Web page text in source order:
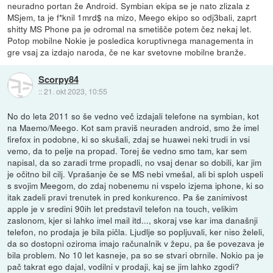
neuradno portan že Android. Symbian ekipa se je nato zlizala z
MSjem, ta je f*knil 1mrd$ na mizo, Meego ekipo so odj3bali, zaprt
shitty MS Phone pa je odromal na smetišče potem čez nekaj let.
Potop mobilne Nokie je posledica koruptivnega managementa in
gre vsaj za izdajo naroda, če ne kar svetovne mobilne branže.
Scorpy84
::21. okt 2023, 10:55
No do leta 2011 so še vedno več izdajali telefone na symbian, kot
na Maemo/Meego. Kot sam praviš neuraden android, smo že imel
firefox in podobne, ki so skušali, zdaj se huawei neki trudi in vsi
vemo, da to pelje na propad. Torej še vedno smo tam, kar sem
napisal, da so zaradi trme propadli, no vsaj denar so dobili, kar jim
je očitno bil cilj. Vprašanje če se MS nebi vmešal, ali bi sploh uspeli
s svojim Meegom, do zdaj nobenemu ni vspelo izjema iphone, ki so
itak zadeli pravi trenutek in pred konkurenco. Pa še zanimivost
apple je v sredini 90ih let predstavil telefon na touch, velikim
zaslonom, kjer si lahko imel mail itd..., skoraj vse kar ima današnji
telefon, no prodaja je bila pičla. Ljudlje so popljuvali, ker niso želeli,
da so dostopni oziroma imajo računalnik v žepu, pa še povezava je
bila problem. No 10 let kasneje, pa so se stvari obrnile. Nokio pa je
pač takrat ego dajal, vodilni v prodaji, kaj se jim lahko zgodi?